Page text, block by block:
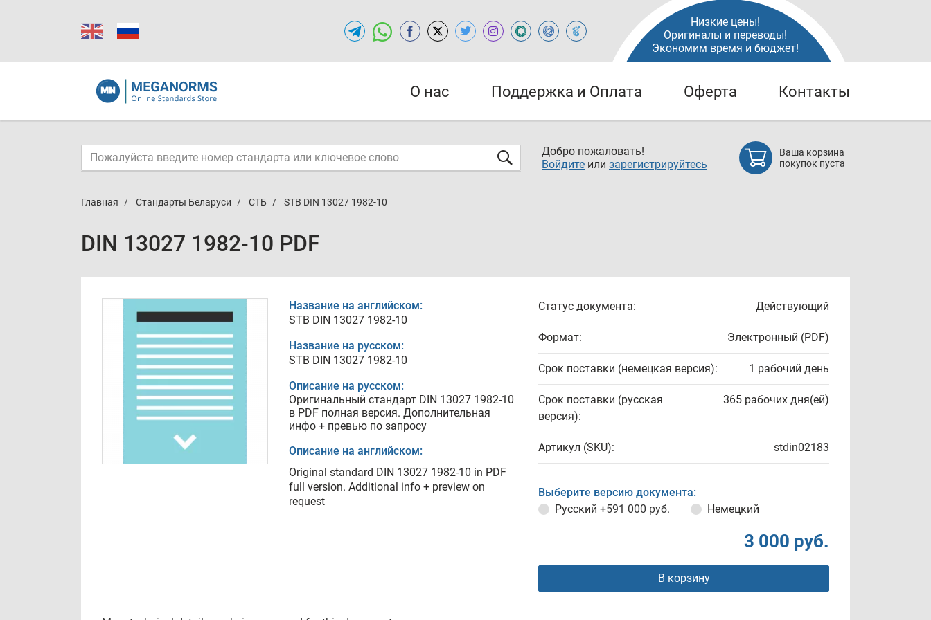
Низкие цены!
Оригиналы и переводы!
Экономим время и бюджет!
О нас Поддержка и Оплата Оферта Контакты
Добро пожаловать!
Войдите или зарегистрируйтесь
Ваша корзина
покупок пуста
Главная Стандарты Беларуси СТБ STB DIN 13027 1982-10
DIN 13027 1982-10 PDF
Название на английском:
STB DIN 13027 1982-10
Название на русском:
STB DIN 13027 1982-10
Описание на русском:
Оригинальный стандарт DIN 13027 1982-10
в PDF полная версия. Дополнительная
инфо + превью по запросу
Описание на английском:
Original standard DIN 13027 1982-10 in PDF
full version. Additional info + preview on
request
Статус документа: Действующий
Формат: Электронный (PDF)
Срок поставки (немецкая версия): 1 рабочий день
Срок поставки (русская
версия):
365 рабочих дня(ей)
Артикул (SKU): stdin02183
Выберите версию документа:
Русский +591 000 руб. Немецкий
3 000 руб.
В корзину